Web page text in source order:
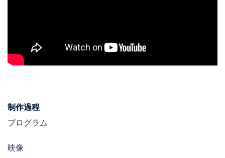
制作過程
プログラム
映像